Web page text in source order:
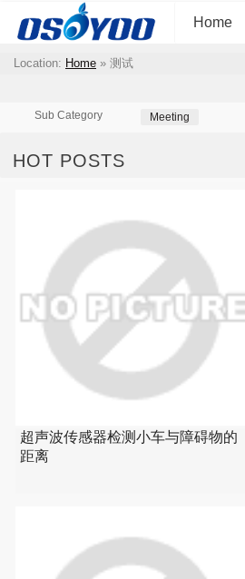
Home
Location: Home » 测试
Sub Category Meeting
HOT POSTS
超声波传感器检测小车与障碍物的
距离